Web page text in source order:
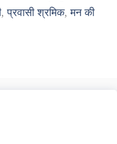
,प्रवासी श्रमिक,मन की